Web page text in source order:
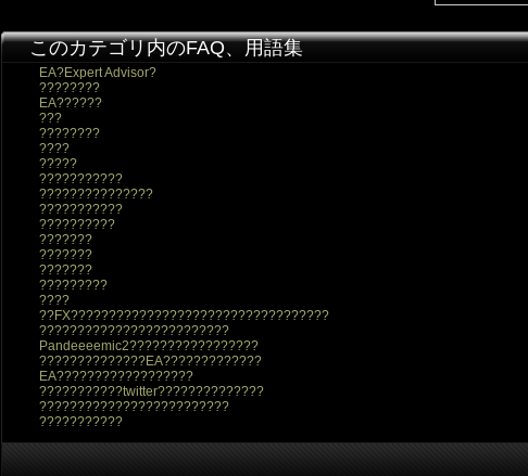
このカテゴリ内のFAQ、用語集
EA?Expert Advisor?
????????
EA??????
???
????????
????
?????
???????????
???????????????
???????????
??????????
???????
???????
???????
?????????
????
??FX??????????????????????????????????
?????????????????????????
Pandeeeemic2?????????????????
??????????????EA?????????????
EA??????????????????
???????????twitter??????????????
?????????????????????????
???????????